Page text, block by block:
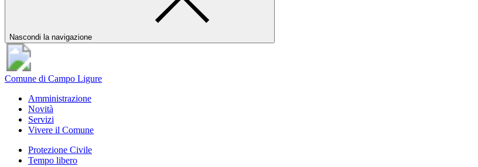
Nascondi la navigazione
Comune di Campo Ligure
Amministrazione
Novità
Servizi
Vivere il Comune
Protezione Civile
Tempo libero